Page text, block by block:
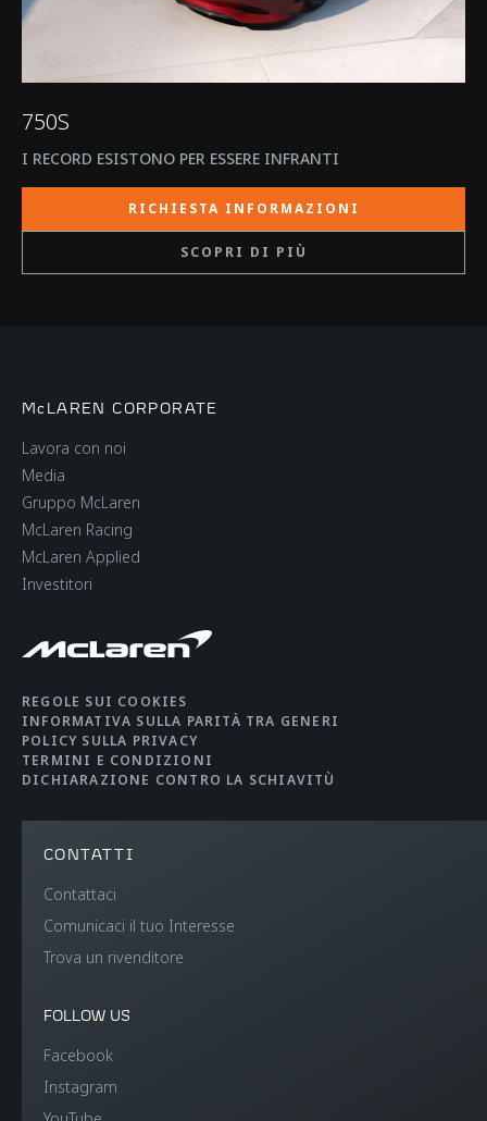
750S
I RECORD ESISTONO PER ESSERE INFRANTI
RICHIESTA INFORMAZIONI
SCOPRI DI PIÙ
McLAREN CORPORATE
Lavora con noi
Media
Gruppo McLaren
McLaren Racing
McLaren Applied
Investitori
REGOLE SUI COOKIES
INFORMATIVA SULLA PARITÀ TRA GENERI
POLICY SULLA PRIVACY
TERMINI E CONDIZIONI
DICHIARAZIONE CONTRO LA SCHIAVITÙ
CONTATTI
Contattaci
Comunicaci il tuo Interesse
Trova un rivenditore
FOLLOW US
Facebook
Instagram